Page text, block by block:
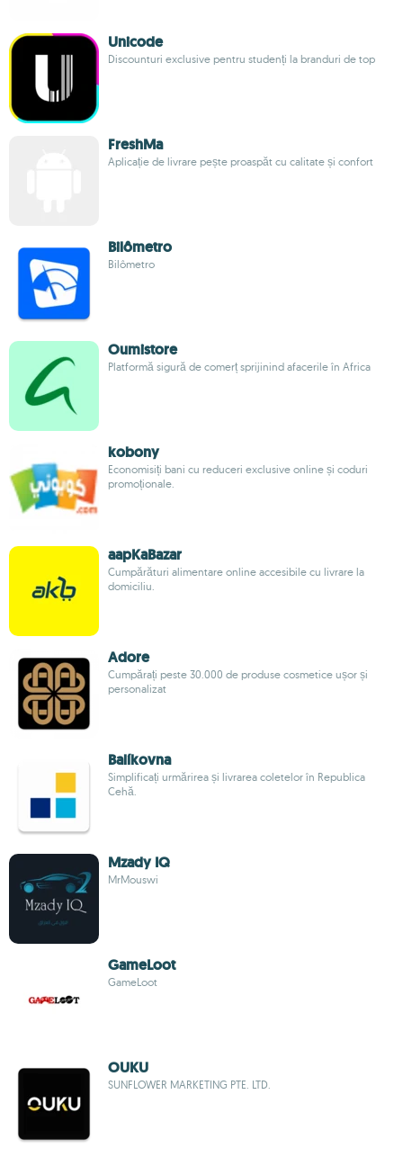
Unicode
Discounturi exclusive pentru studenți la branduri de top
FreshMa
Aplicație de livrare pește proaspăt cu calitate și confort
Bilômetro
Bilômetro
Oumistore
Platformă sigură de comerț sprijinind afacerile în Africa
kobony
Economisiți bani cu reduceri exclusive online și coduri
promoționale.
aapKaBazar
Cumpărături alimentare online accesibile cu livrare la
domiciliu.
Adore
Cumpărați peste 30.000 de produse cosmetice ușor și
personalizat
Balíkovna
Simplificați urmărirea și livrarea coletelor în Republica
Cehă.
Mzady IQ
MrMouswi
GameLoot
GameLoot
OUKU
SUNFLOWER MARKETING PTE. LTD.